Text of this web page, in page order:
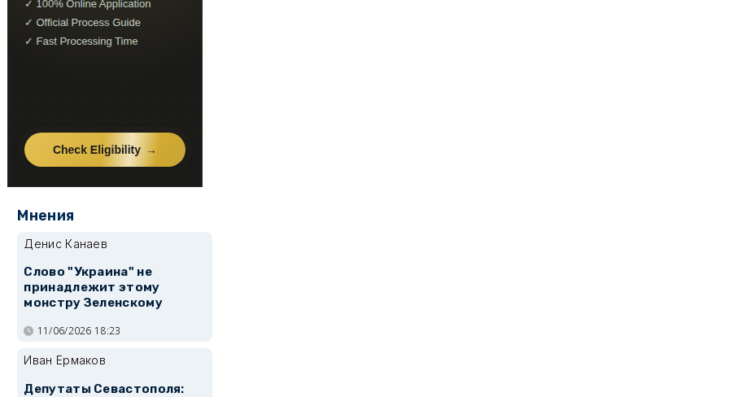
Мнения
Денис Канаев
Слово "Украина" не
принадлежит этому
монстру Зеленскому
11/06/2026 18:23
Иван Ермаков
Депутаты Севастополя: